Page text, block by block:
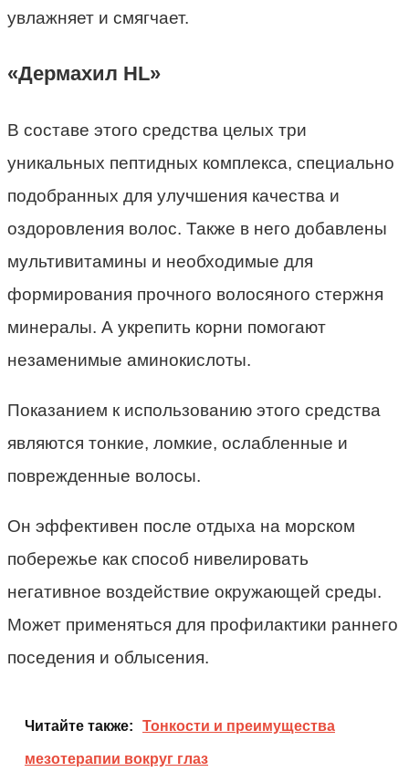
увлажняет и смягчает.
«Дермахил HL»
В составе этого средства целых три
уникальных пептидных комплекса, специально
подобранных для улучшения качества и
оздоровления волос. Также в него добавлены
мультивитамины и необходимые для
формирования прочного волосяного стержня
минералы. А укрепить корни помогают
незаменимые аминокислоты.
Показанием к использованию этого средства
являются тонкие, ломкие, ослабленные и
поврежденные волосы.
Он эффективен после отдыха на морском
побережье как способ нивелировать
негативное воздействие окружающей среды.
Может применяться для профилактики раннего
поседения и облысения.
Читайте также: Тонкости и преимущества
мезотерапии вокруг глаз